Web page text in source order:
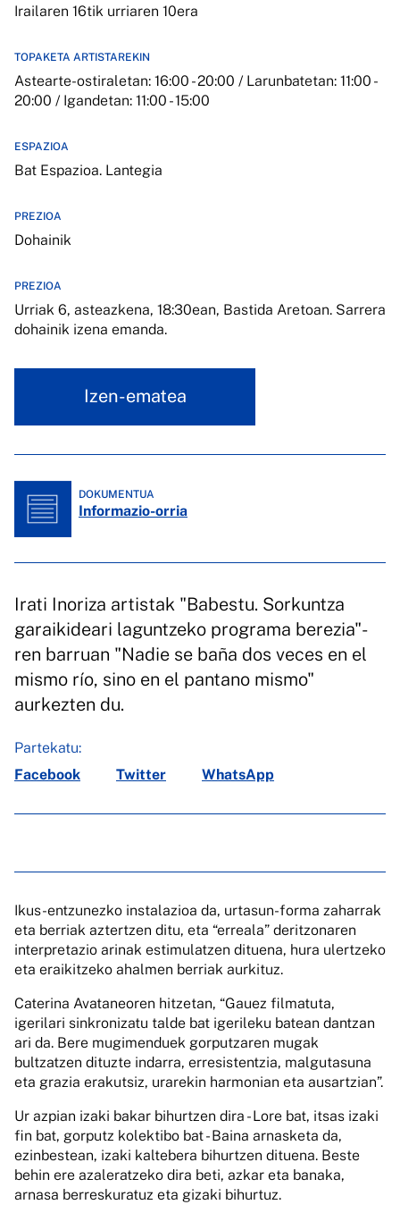
Irailaren 16tik urriaren 10era
TOPAKETA ARTISTAREKIN
Astearte-ostiraletan: 16:00 - 20:00 / Larunbatetan: 11:00 -
20:00 / Igandetan: 11:00 - 15:00
ESPAZIOA
Bat Espazioa. Lantegia
PREZIOA
Dohainik
PREZIOA
Urriak 6, asteazkena, 18:30ean, Bastida Aretoan. Sarrera
dohainik izena emanda.
Izen-ematea
DOKUMENTUA
Informazio-orria
Irati Inoriza artistak "Babestu. Sorkuntza
garaikideari laguntzeko programa berezia"-
ren barruan "Nadie se baña dos veces en el
mismo río, sino en el pantano mismo"
aurkezten du.
Partekatu:
Facebook
Twitter WhatsApp
Ikus-entzunezko instalazioa da, urtasun-forma zaharrak
eta berriak aztertzen ditu, eta “erreala” deritzonaren
interpretazio arinak estimulatzen dituena, hura ulertzeko
eta eraikitzeko ahalmen berriak aurkituz.
Caterina Avataneoren hitzetan, “Gauez filmatuta,
igerilari sinkronizatu talde bat igerileku batean dantzan
ari da. Bere mugimenduek gorputzaren mugak
bultzatzen dituzte indarra, erresistentzia, malgutasuna
eta grazia erakutsiz, urarekin harmonian eta ausartzian”.
Ur azpian izaki bakar bihurtzen dira - Lore bat, itsas izaki
fin bat, gorputz kolektibo bat - Baina arnasketa da,
ezinbestean, izaki kaltebera bihurtzen dituena. Beste
behin ere azaleratzeko dira beti, azkar eta banaka,
arnasa berreskuratuz eta gizaki bihurtuz.